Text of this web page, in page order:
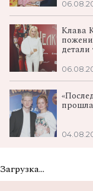
Клава
детали
Загрузка...